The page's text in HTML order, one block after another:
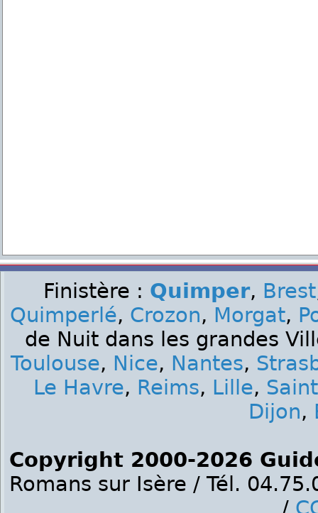
Finistère : Quimper, Brest
Quimperlé, Crozon, Morgat,
de Nuit dans les grandes
Toulouse, Nice, Nantes,
Le Havre, Reims, Lille,
Dijon,
Copyright 2000-2026
Romans sur Isère / Tél.
/